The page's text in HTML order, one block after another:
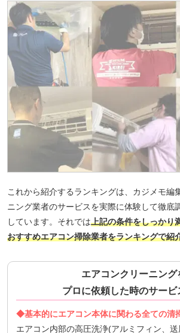
これから紹介するランキングは、カジメモ編
ニング業者のサービスを実際に体験して徹底
しています。それでは上記の条件をしっかり
おすすめエアコン掃除業者をランキングで紹
エアコンクリーニング
プロに依頼した時のサービ
◆基本的にエアコン本体に関わる全ての清
エアコン内部の高圧洗浄(アルミフィン、